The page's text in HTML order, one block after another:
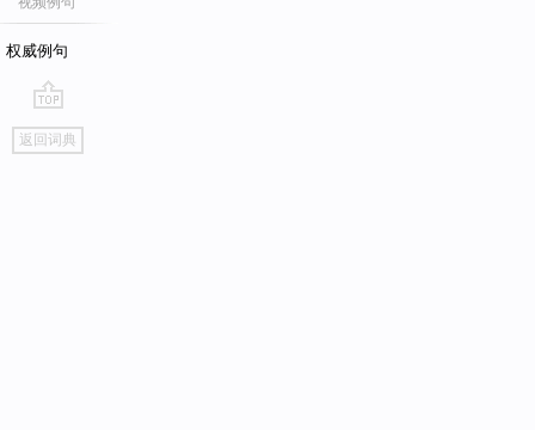
权威例句
go
top
返回词典